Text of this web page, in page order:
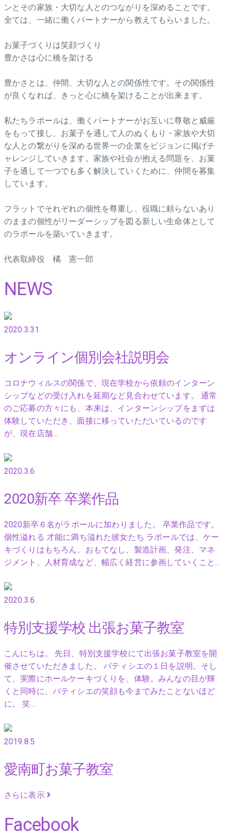
ンとその家族・大切な人とのつながりを深めることです。
全ては、一緒に働くパートナーから教えてもらいました。
お菓子づくりは笑顔づくり
豊かさは心に橋を架ける
豊かさとは、仲間、大切な人との関係性です。その関係性
が良くなれば、きっと心に橋を架けることが出来ます。
私たちラポールは、働くパートナーがお互いに尊敬と威厳
をもって接し、お菓子を通して人のぬくもり・家族や大切
な人との繋がりを深める世界一の企業をビジョンに掲げチ
ャレンジしていきます。家族や社会が抱える問題を、お菓
子を通して一つでも多く解決していくために、仲間を募集
しています。
フラットでそれぞれの個性を尊重し、役職に頼らないあり
のままの個性がリーダーシップを図る新しい生命体として
のラポールを築いていきます。
代表取締役 橘 憲一郎
NEWS
2020.3.31
オンライン個別会社説明会
コロナウィルスの関係で、現在学校から依頼のインターン
シップなどの受け入れを延期など見合わせています。 通常
のご応募の方々にも、本来は、インターンシップをまずは
体験していただき、面接に移っていただいているのです
が、現在店舗…
2020.3.6
2020新卒 卒業作品
2020新卒６名がラポールに加わりました。 卒業作品です。
個性溢れる 才能に満ち溢れた彼女たち ラポールでは、ケー
キづくりはもちろん、おもてなし、製造計画、発注、マネ
ジメント、人材育成など、幅広く経営に参画していくこと…
2020.3.6
特別支援学校 出張お菓子教室
こんにちは。 先日、特別支援学校にて出張お菓子教室を開
催させていただきました。 パティシエの１日を説明。そし
て、実際にホールケーキづくりを、体験。みんなの目が輝
くと同時に、パティシエの笑顔も今までみたことないほど
に。 笑…
2019.8.5
愛南町お菓子教室
さらに表示
Facebook